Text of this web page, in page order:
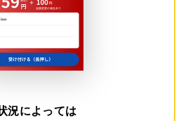
況によっては